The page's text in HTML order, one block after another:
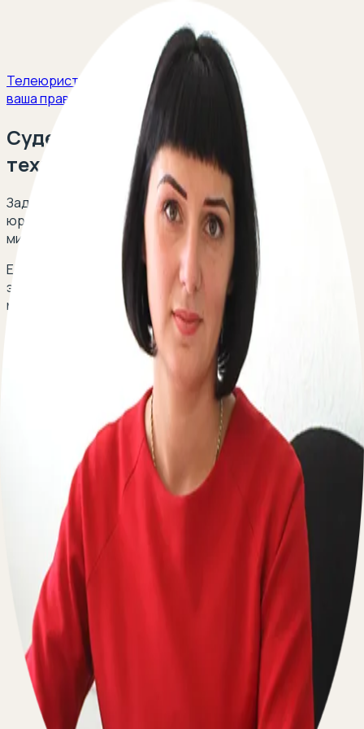
Телеюрист
ваша правовая защита
Судебная строительно
техническая экспертиза
Задайте свой вопрос и получите ответ опытных
юристов в сфере гражданского права в течение 5
минут!
Есть вопрос о судебной строительно-технической
экспертизе? Оставьте свой телефон, перезвоним
мгновенно:
По вопросам сотрудничества